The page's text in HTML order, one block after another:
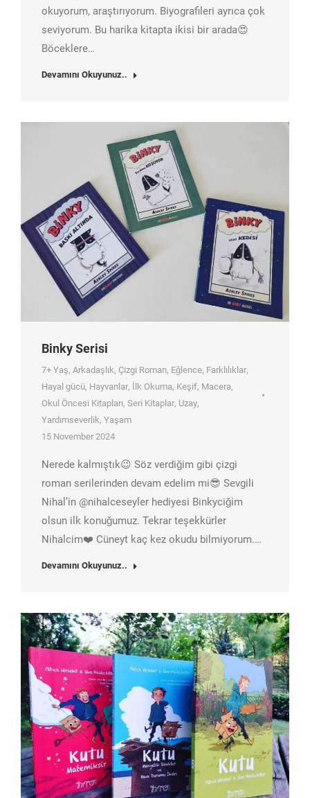
okuyorum, araştırıyorum. Biyografileri ayrıca çok
seviyorum. Bu harika kitapta ikisi bir arada😍
Böceklere…
Devamını Okuyunuz..
Binky Serisi
7+ Yaş, Arkadaşlık, Çizgi Roman, Eğlence, Farklılıklar,
Hayal gücü, Hayvanlar, İlk Okuma, Keşif, Macera,
Okul Öncesi Kitapları, Seri Kitaplar, Uzay,
Yardımseverlik, Yaşam
15 November 2024
Nerede kalmıştık😉 Söz verdiğim gibi çizgi
roman serilerinden devam edelim mi😎 Sevgili
Nihal’in @nihalceseyler hediyesi Binkyciğim
olsun ilk konuğumuz. Tekrar teşekkürler
Nihalcim❤️ Cüneyt kaç kez okudu bilmiyorum.…
Devamını Okuyunuz..